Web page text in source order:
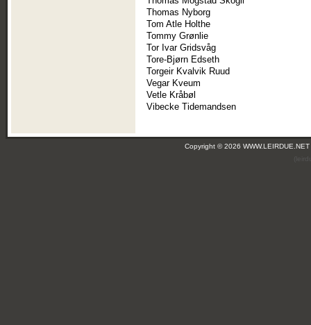
Thomas Nyborg
Tom Atle Holthe
Tommy Grønlie
Tor Ivar Gridsvåg
Tore-Bjørn Edseth
Torgeir Kvalvik Ruud
Vegar Kveum
Vetle Kråbøl
Vibecke Tidemandsen
Copyright © 2026